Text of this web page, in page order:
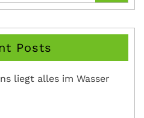
Posts
liegt alles im Wasser